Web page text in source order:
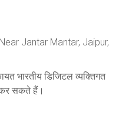
Jantar Mantar, Jaipur,
भारतीय डिजिटल व्यक्तिगत
कर सकते हैं।